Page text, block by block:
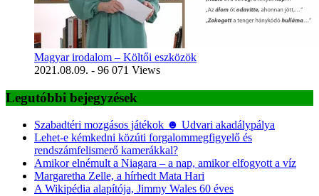
Magyar irodalom – Költői eszközök
2021.08.09. - 96 071 Views
Legutóbbi bejegyzések
Szabadtéri mozgásos játékok ☻ Udvari akadálypálya
Lehet-e kémkedni közúti forgalommegfigyelő és
rendszámfelismerő kamerákkal?
Amikor elnémult a Niagara – a nap, amikor elfogyott a víz
Margaretha Zelle, a hírhedt Mata Hari
A Wikipédia alapítója, Jimmy Wales 60 éves